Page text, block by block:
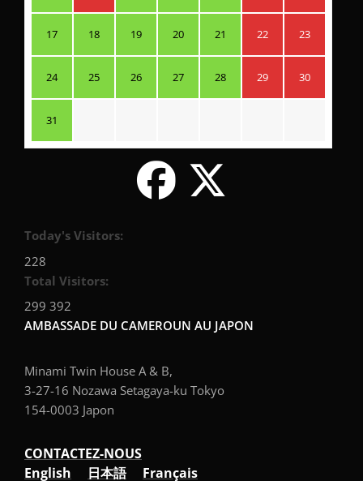
17 18 19 20 21 22 23
24 25 26 27 28 29 30
31
Today's Visitors:
228
Total Visitors:
299 392
AMBASSADE DU CAMEROUN AU JAPON
Minami Twin House A & B,
3-27-16 Nozawa Setagaya-ku Tokyo
154-0003 Japon
CONTACTEZ-NOUS
English
日本語 Français